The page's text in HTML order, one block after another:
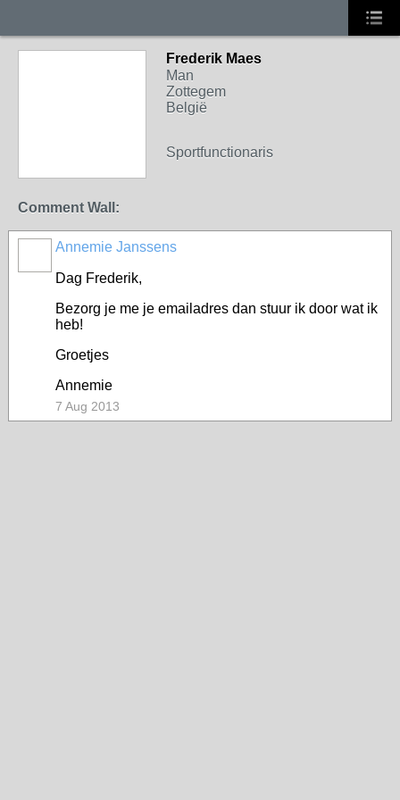
Frederik Maes
Man
Zottegem
België
Sportfunctionaris
Comment Wall:
Annemie Janssens
Dag Frederik,
Bezorg je me je emailadres dan stuur ik door wat ik
heb!
Groetjes
Annemie
7 Aug 2013